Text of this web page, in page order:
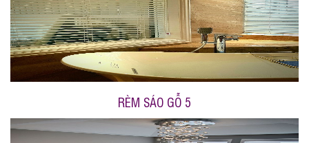
RÈM SÁO GỖ 5